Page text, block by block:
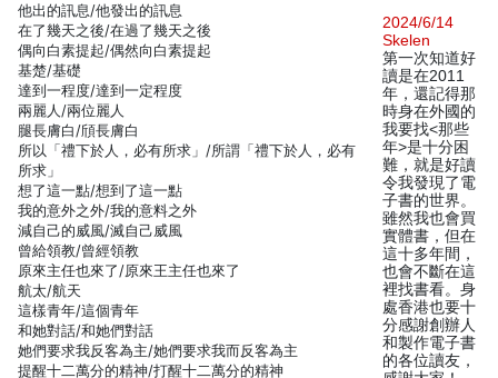
他出的訊息/他發出的訊息
在了幾天之後/在過了幾天之後
偶向白素提起/偶然向白素提起
基楚/基礎
達到一程度/達到一定程度
兩麗人/兩位麗人
腿長膚白/頎長膚白
所以「禮下於人，必有所求」/所謂「禮下於人，必有
所求」
想了這一點/想到了這一點
我的意外之外/我的意料之外
減自己的威風/滅自己威風
曾給領教/曾經領教
原來主任也來了/原來王主任也來了
航太/航天
這樣青年/這個青年
和她對話/和她們對話
她們要求我反客為主/她們要求我而反客為主
提醒十二萬分的精神/打醒十二萬分的精神
2024/6/14
Skelen
第一次知道好
讀是在2011
年，還記得那
時身在外國的
我要找<那些
年>是十分困
難，就是好讀
令我發現了電
子書的世界。
雖然我也會買
實體書，但在
這十多年間，
也會不斷在這
裡找書看。身
處香港也要十
分感謝創辦人
和製作電子書
的各位讀友，